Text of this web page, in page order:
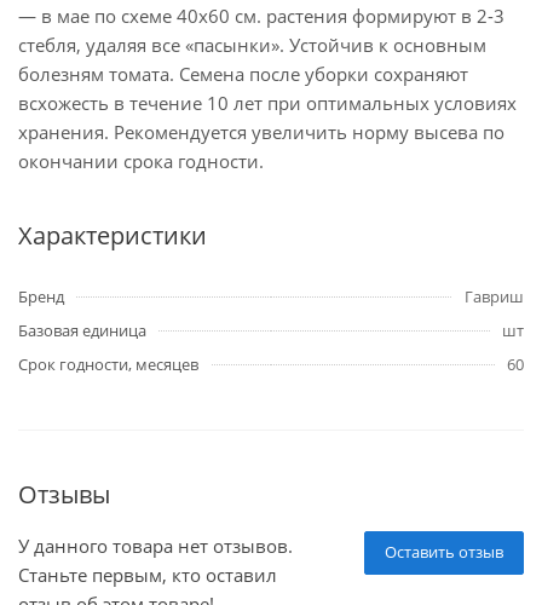
— в мае по схеме 40х60 см. растения формируют в 2-3
стебля, удаляя все «пасынки». Устойчив к основным
болезням томата. Семена после уборки сохраняют
всхожесть в течение 10 лет при оптимальных условиях
хранения. Рекомендуется увеличить норму высева по
окончании срока годности.
Характеристики
Бренд
Гавриш
Базовая единица
шт
Срок годности, месяцев
60
Отзывы
Оставить отзыв
У данного товара нет отзывов.
Станьте первым, кто оставил